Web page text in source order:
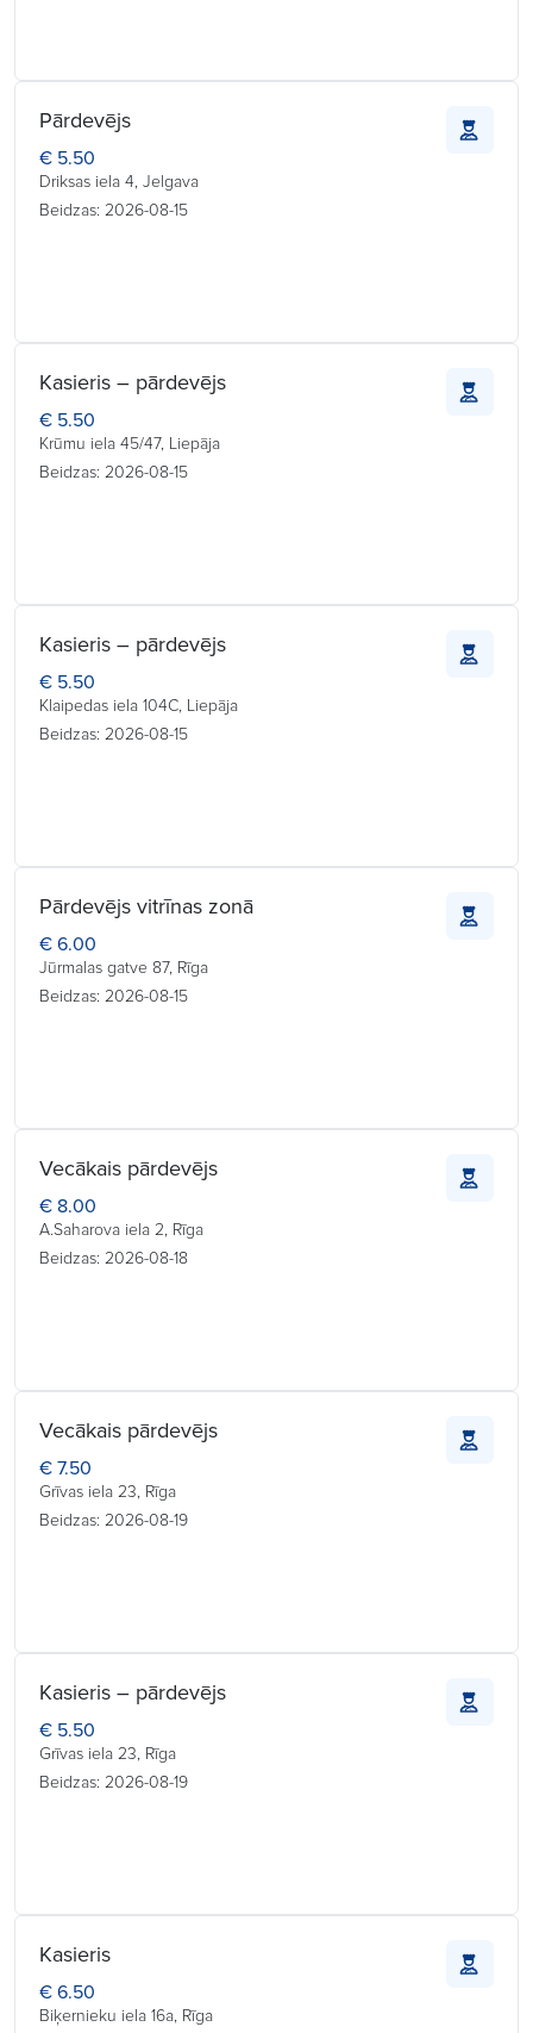
Pārdevējs
€ 5.50
Driksas iela 4, Jelgava
Beidzas: 2026-08-15
Kasieris – pārdevējs
€ 5.50
Krūmu iela 45/47, Liepāja
Beidzas: 2026-08-15
Kasieris – pārdevējs
€ 5.50
Klaipedas iela 104C, Liepāja
Beidzas: 2026-08-15
Pārdevējs vitrīnas zonā
€ 6.00
Jūrmalas gatve 87, Rīga
Beidzas: 2026-08-15
Vecākais pārdevējs
€ 8.00
A.Saharova iela 2, Rīga
Beidzas: 2026-08-18
Vecākais pārdevējs
€ 7.50
Grīvas iela 23, Rīga
Beidzas: 2026-08-19
Kasieris – pārdevējs
€ 5.50
Grīvas iela 23, Rīga
Beidzas: 2026-08-19
Kasieris
€ 6.50
Biķernieku iela 16a, Rīga